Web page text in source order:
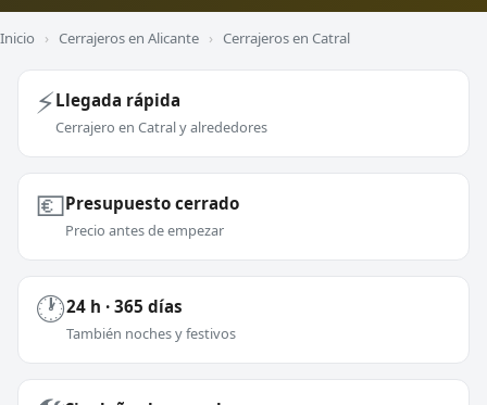
Inicio › Cerrajeros en Alicante › Cerrajeros en Catral
⚡Llegada rápida
Cerrajero en Catral y alrededores
💶Presupuesto cerrado
Precio antes de empezar
🕐24 h · 365 días
También noches y festivos